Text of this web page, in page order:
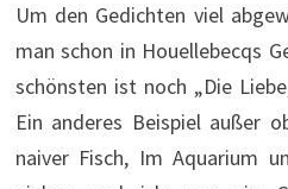
Um den Gedichten viel
man schon in Houellebecqs
schönsten ist noch „Die
Ein anderes Beispiel außer
naiver Fisch, Im Aquarium